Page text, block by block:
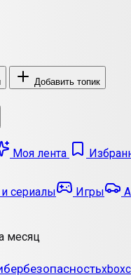
Добавить топик
Моя лента
сериалы Игры
месяц
xbox